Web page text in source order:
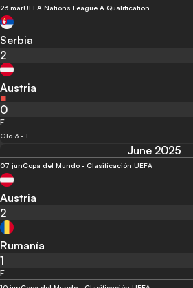
23 marUEFA Nations League A Qualification
Serbia
2
Austria
0
F
Glo 3 - 1
June 2025
07 junCopa del Mundo - Clasificación UEFA
Austria
2
Rumanía
1
F